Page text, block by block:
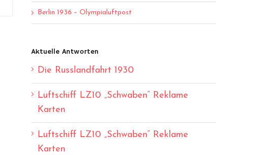
Berlin 1936 – Olympialuftpost
Aktuelle Antworten
Die Russlandfahrt 1930
Luftschiff LZ10 „Schwaben“ Reklame
Karten
Luftschiff LZ10 „Schwaben“ Reklame
Karten